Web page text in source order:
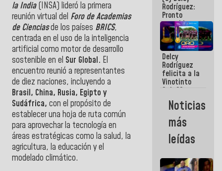
la India(INSA) lideró la primera
reunión virtual del Foro de Academias
de Cienciasde los países BRICS,
centrada en el uso de la inteligencia
artificial como motor de desarrollo
sostenible en el Sur Global. El
encuentro reunió a representantes
de diez naciones, incluyendo a
Brasil, China, Rusia, Egipto y
Sudáfrica, con el propósito de
establecer una hoja de ruta común
para aprovechar la tecnología en
áreas estratégicas como la salud, la
agricultura, la educación y el
modelado climático.
Centroamericanos
Rodríguez:
Pronto
restableceremos
las
operaciones
en el
Aeropuerto
Internacional
de
Maiquetía
Delcy
Rodríguez
felicita a la
Vinotinto
Sub 20
campeona
frente
México Sub
23 en los
Centroamericanos
Noticias
más
leídas